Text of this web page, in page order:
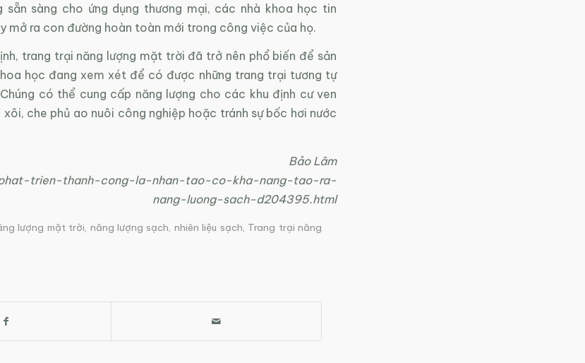
sẵn sàng cho ứng dụng thương mại, các nhà khoa học tin
mở ra con đường hoàn toàn mới trong công việc của họ.
trang trại năng lượng mặt trời đã trở nên phổ biến để sản
học đang xem xét để có được những trang trại tương tự
có thể cung cấp năng lượng cho các khu định cư ven
che phủ ao nuôi công nghiệp hoặc tránh sự bốc hơi nước
Bảo Lâm
trien-thanh-cong-la-nhan-tao-co-kha-nang-tao-ra-
nang-luong-sach-d204395.html
lượng mặt trời, năng lượng sạch, nhiên liệu sạch, Trang trại năng